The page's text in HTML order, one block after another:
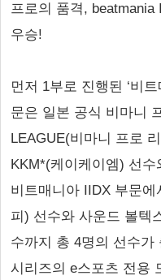
프로의 품격,
우승!
먼저 1부로 진행된 ‘비
문은 일본 공식 비마니
LEAGUE(비마니 프로
KKM*(케이케이엠) 선
비트매니아 IIDX 부문에
피) 선수와 사운드 볼텍
수까지 총 4명의 선수가
시리즈의 e스포츠 전용